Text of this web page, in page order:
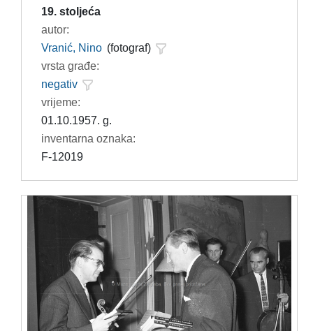
19. stoljeća
autor:
Vranić, Nino (fotograf)
vrsta građe:
negativ
vrijeme:
01.10.1957. g.
inventarna oznaka:
F-12019